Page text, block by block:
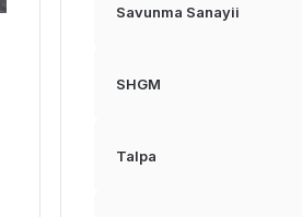
Savunma Sanayii
SHGM
Talpa